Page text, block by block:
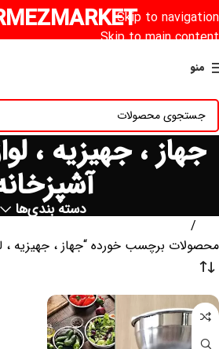
Skip to navigation
Skip to main content
منو
جهاز ، جهیزیه ،
دسته بندی‌ها
محصولات برچسب خورده “جهاز ، جهیزیه ،